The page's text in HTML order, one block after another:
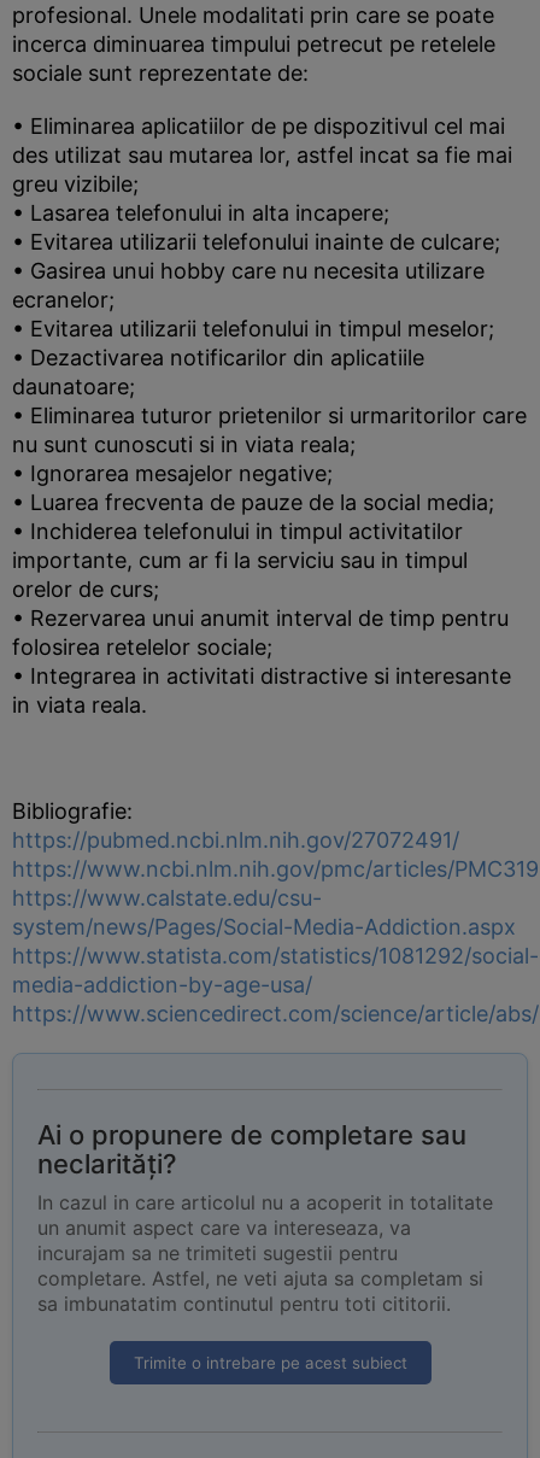
profesional. Unele modalitati prin care se poate
incerca diminuarea timpului petrecut pe retelele
sociale sunt reprezentate de:
• Eliminarea aplicatiilor de pe dispozitivul cel mai
des utilizat sau mutarea lor, astfel incat sa fie mai
greu vizibile;
• Lasarea telefonului in alta incapere;
• Evitarea utilizarii telefonului inainte de culcare;
• Gasirea unui hobby care nu necesita utilizare
ecranelor;
• Evitarea utilizarii telefonului in timpul meselor;
• Dezactivarea notificarilor din aplicatiile
daunatoare;
• Eliminarea tuturor prietenilor si urmaritorilor care
nu sunt cunoscuti si in viata reala;
• Ignorarea mesajelor negative;
• Luarea frecventa de pauze de la social media;
• Inchiderea telefonului in timpul activitatilor
importante, cum ar fi la serviciu sau in timpul
orelor de curs;
• Rezervarea unui anumit interval de timp pentru
folosirea retelelor sociale;
• Integrarea in activitati distractive si interesante
in viata reala.
Bibliografie:
https://pubmed.ncbi.nlm.nih.gov/27072491/
https://www.ncbi.nlm.nih.gov/pmc/articles/
https://www.calstate.edu/csu-
system/news/Pages/Social-Media-Addiction.aspx
https://www.statista.com/statistics/1081292/social-
media-addiction-by-age-usa/
https://www.sciencedirect.com/science/article/abs/
Ai o propunere de completare sau
neclarități?
In cazul in care articolul nu a acoperit in totalitate
un anumit aspect care va intereseaza, va
incurajam sa ne trimiteti sugestii pentru
completare. Astfel, ne veti ajuta sa completam si
sa imbunatatim continutul pentru toti cititorii.
Trimite o intrebare pe acest subiect